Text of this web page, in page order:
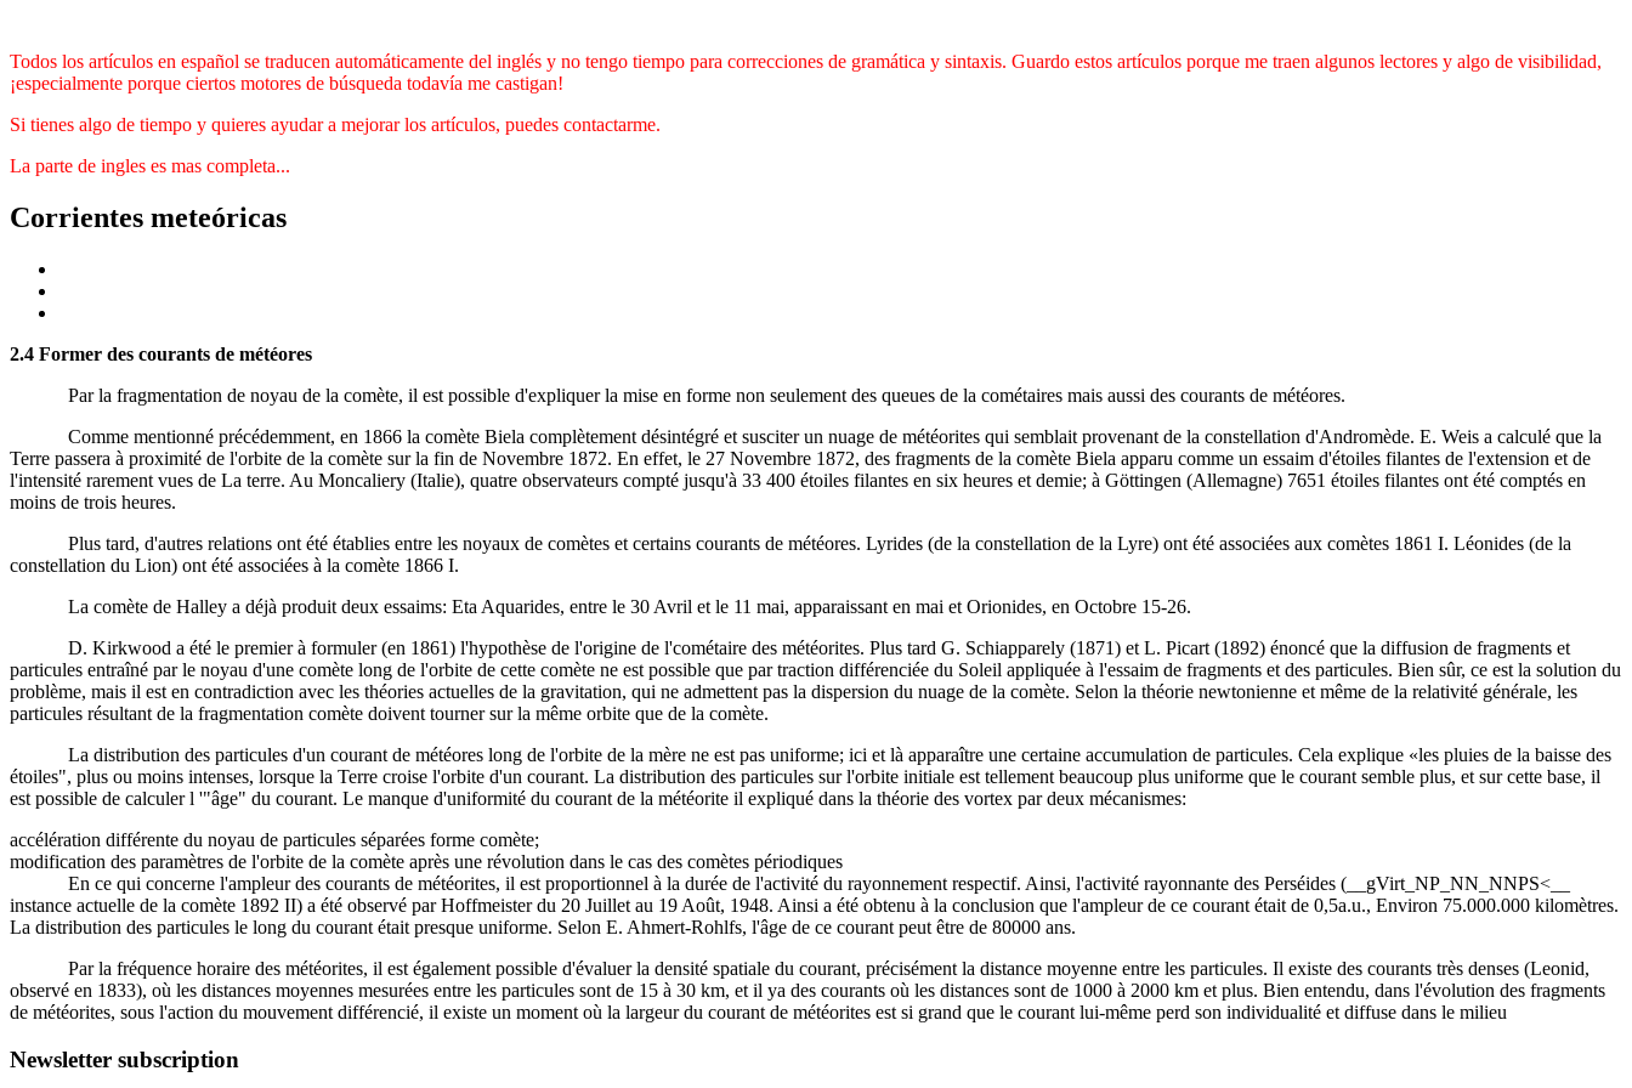
Todos los artículos en español se traducen automáticamente del inglés y no tengo tiempo para correcciones de gramática y sintaxis. Guardo estos artículos porque me traen algunos lectores y algo de visibilidad,
¡especialmente porque ciertos motores de búsqueda todavía me castigan!
Si tienes algo de tiempo y quieres ayudar a mejorar los artículos, puedes contactarme.
La parte de ingles es mas completa...
Corrientes meteóricas
2.4 Former des courants de météores
Par la fragmentation de noyau de la comète, il est possible d'expliquer la mise en forme non seulement des queues de la cométaires mais aussi des courants de météores.
Comme mentionné précédemment, en 1866 la comète Biela complètement désintégré et susciter un nuage de météorites qui semblait provenant de la constellation d'Andromède. E. Weis a calculé que la
Terre passera à proximité de l'orbite de la comète sur la fin de Novembre 1872. En effet, le 27 Novembre 1872, des fragments de la comète Biela apparu comme un essaim d'étoiles filantes de l'extension et de
l'intensité rarement vues de La terre. Au Moncaliery (Italie), quatre observateurs compté jusqu'à 33 400 étoiles filantes en six heures et demie; à Göttingen (Allemagne) 7651 étoiles filantes ont été comptés en
moins de trois heures.
Plus tard, d'autres relations ont été établies entre les noyaux de comètes et certains courants de météores. Lyrides (de la constellation de la Lyre) ont été associées aux comètes 1861 I. Léonides (de la
constellation du Lion) ont été associées à la comète 1866 I.
La comète de Halley a déjà produit deux essaims: Eta Aquarides, entre le 30 Avril et le 11 mai, apparaissant en mai et Orionides, en Octobre 15-26.
D. Kirkwood a été le premier à formuler (en 1861) l'hypothèse de l'origine de l'cométaire des météorites. Plus tard G. Schiapparely (1871) et L. Picart (1892) énoncé que la diffusion de fragments et
particules entraîné par le noyau d'une comète long de l'orbite de cette comète ne est possible que par traction différenciée du Soleil appliquée à l'essaim de fragments et des particules. Bien sûr, ce est la solution du
problème, mais il est en contradiction avec les théories actuelles de la gravitation, qui ne admettent pas la dispersion du nuage de la comète. Selon la théorie newtonienne et même de la relativité générale, les
particules résultant de la fragmentation comète doivent tourner sur la même orbite que de la comète.
La distribution des particules d'un courant de météores long de l'orbite de la mère ne est pas uniforme; ici et là apparaître une certaine accumulation de particules. Cela explique «les pluies de la baisse des
étoiles", plus ou moins intenses, lorsque la Terre croise l'orbite d'un courant. La distribution des particules sur l'orbite initiale est tellement beaucoup plus uniforme que le courant semble plus, et sur cette base, il
est possible de calculer l '"âge" du courant. Le manque d'uniformité du courant de la météorite il expliqué dans la théorie des vortex par deux mécanismes:
accélération différente du noyau de particules séparées forme comète;
modification des paramètres de l'orbite de la comète après une révolution dans le cas des comètes périodiques
En ce qui concerne l'ampleur des courants de météorites, il est proportionnel à la durée de l'activité du rayonnement respectif. Ainsi, l'activité rayonnante des Perséides (__gVirt_NP_NN_NNPS<__
instance actuelle de la comète 1892 II) a été observé par Hoffmeister du 20 Juillet au 19 Août, 1948. Ainsi a été obtenu à la conclusion que l'ampleur de ce courant était de 0,5a.u., Environ 75.000.000 kilomètres.
La distribution des particules le long du courant était presque uniforme. Selon E. Ahmert-Rohlfs, l'âge de ce courant peut être de 80000 ans.
Par la fréquence horaire des météorites, il est également possible d'évaluer la densité spatiale du courant, précisément la distance moyenne entre les particules. Il existe des courants très denses (Leonid,
observé en 1833), où les distances moyennes mesurées entre les particules sont de 15 à 30 km, et il ya des courants où les distances sont de 1000 à 2000 km et plus. Bien entendu, dans l'évolution des fragments
de météorites, sous l'action du mouvement différencié, il existe un moment où la largeur du courant de météorites est si grand que le courant lui-même perd son individualité et diffuse dans le milieu
Newsletter subscription